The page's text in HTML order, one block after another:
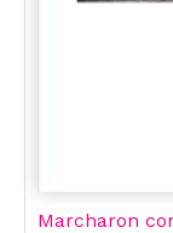
Marcharon